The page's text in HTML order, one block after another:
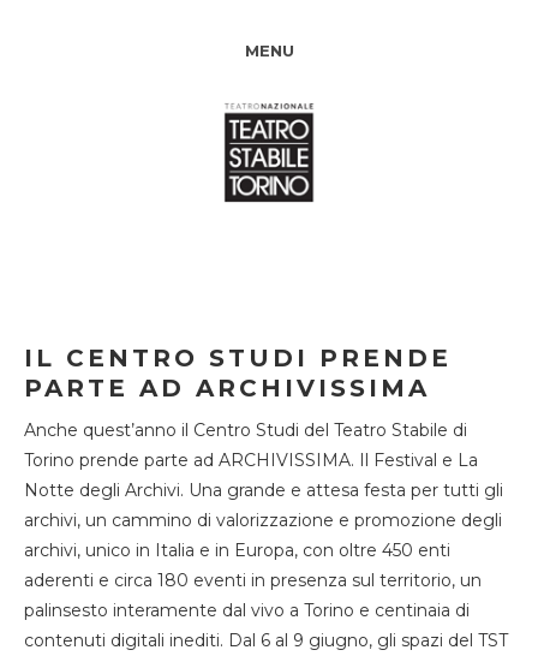
MENU
IL CENTRO STUDI PRENDE
PARTE AD ARCHIVISSIMA
Anche quest’anno il Centro Studi del Teatro Stabile di
Torino prende parte ad ARCHIVISSIMA. Il Festival e La
Notte degli Archivi. Una grande e attesa festa per tutti gli
archivi, un cammino di valorizzazione e promozione degli
archivi, unico in Italia e in Europa, con oltre 450 enti
aderenti e circa 180 eventi in presenza sul territorio, un
palinsesto interamente dal vivo a Torino e centinaia di
contenuti digitali inediti. Dal 6 al 9 giugno, gli spazi del TST